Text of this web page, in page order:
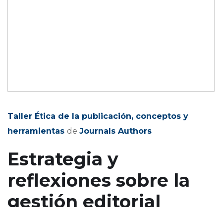
Taller Ética de la publicación, conceptos y
herramientas de Journals Authors
Estrategia y
reflexiones sobre la
gestión editorial